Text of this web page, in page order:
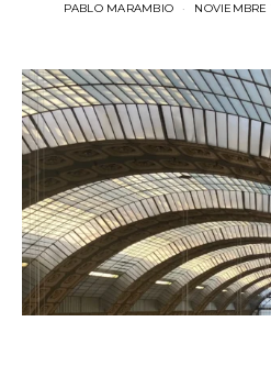
PABLO MARAMBIO NOVIEMBRE